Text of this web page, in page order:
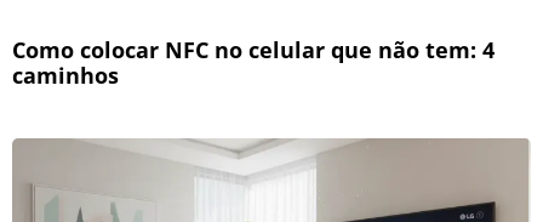
Como colocar NFC no celular que não tem: 4
caminhos